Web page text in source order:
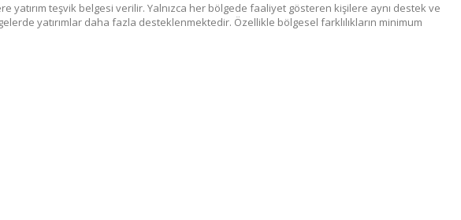
teşvik belgesi verilir. Yalnızca her bölgede faaliyet gösteren kişilere aynı destek ve
yatırımlar daha fazla desteklenmektedir. Özellikle bölgesel farklılıkların minimum